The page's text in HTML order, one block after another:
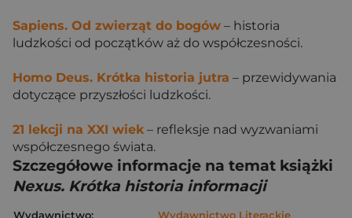
Sapiens. Od zwierząt do bogów – historia
ludzkości od początków aż do współczesności.
Homo Deus. Krótka historia jutra – przewidywania
dotyczące przyszłości ludzkości.
21 lekcji na XXI wiek– refleksje nad wyzwaniami
współczesnego świata.
Szczegółowe informacje na temat książki
Nexus. Krótka historia informacji
Wydawnictwo: Wydawnictwo Literackie